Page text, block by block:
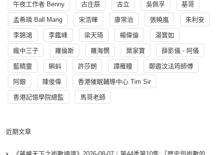
午夜工作者 Benny 古庄辰 古立 吳佩孚 基哥
孟希璘 Ball Mang 宋浩暉 康常治 張曉嵐 朱利安
李錦鴻 李鑑峰 梁天琦 楊偉倫 湯寳如
瘋中三子 羅倫斯 羅海憫 葉家寶 薛影儀 - 阿儀
藍精靈 蝌蚪 許莎朗 譚雁瞳 鄭遨汶法筠師傅
阿銀 陳俊偉 香港催眠輔導中心 Tim Sir
香港記憶學院總監 馬哥老師
近期文章